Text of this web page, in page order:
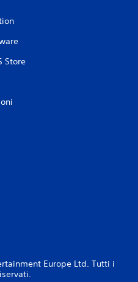
Store
Europe Ltd. Tutti i